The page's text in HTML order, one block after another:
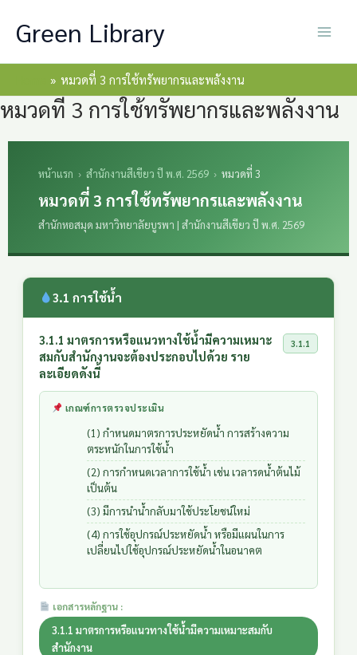
Green Library
หมวดที่ 3 การใช้ทรัพยากรและพลังงาน
หมวดที่ 3 การใช้ทรัพยากรและพลังงาน
หน้าแรก › สำนักงานสีเขียว ปี พ.ศ. 2569 › หมวดที่ 3
หมวดที่ 3 การใช้ทรัพยากรและพลังงาน
สำนักหอสมุด มหาวิทยาลัยบูรพา | สำนักงานสีเขียว ปี พ.ศ. 2569
3.1 การใช้น้ำ
3.1.1 มาตรการหรือแนวทางใช้น้ำมีความเหมาะ
สมกับสำนักงานจะต้องประกอบไปด้วย ราย
ละเอียดดังนี้
3.1.1
เกณฑ์การตรวจประเมิน
(1) กำหนดมาตรการประหยัดน้ำ การสร้างความ
ตระหนักในการใช้น้ำ
(2) การกำหนดเวลาการใช้น้ำ เช่น เวลารดน้ำต้นไม้
เป็นต้น
(3) มีการนำน้ำกลับมาใช้ประโยชน์ใหม่
(4) การใช้อุปกรณ์ประหยัดน้ำ หรือมีแผนในการ
เปลี่ยนไปใช้อุปกรณ์ประหยัดน้ำในอนาคต
เอกสารหลักฐาน :
3.1.1 มาตรการหรือแนวทางใช้น้ำมีความเหมาะสมกับ
สำนักงาน